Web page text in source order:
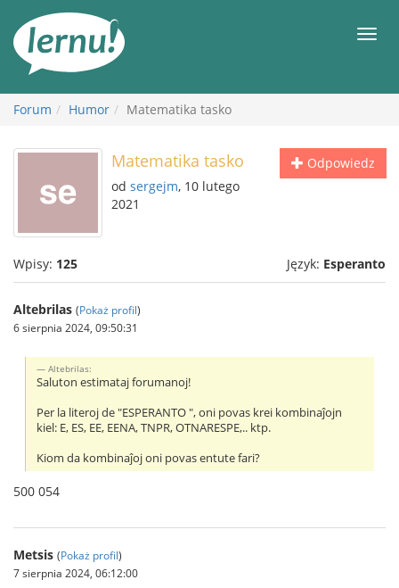
Forum Humor Matematika tasko
Odpowiedz
Matematika tasko
od sergejm, 10 lutego
2021
Wpisy: 125 Język: Esperanto
Altebrilas (Pokaż profil)
6 sierpnia 2024, 09:50:31
Altebrilas:
Saluton estimataj forumanoj!
Per la literoj de "ESPERANTO ", oni povas krei kombinaĵojn
kiel: E, ES, EE, EENA, TNPR, OTNARESPE,.. ktp.
Kiom da kombinaĵoj oni povas entute fari?
500 054
Metsis (Pokaż profil)
7 sierpnia 2024, 06:12:00